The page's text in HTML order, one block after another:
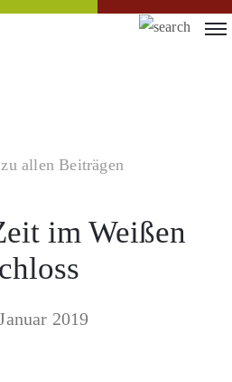
allen Beiträgen
im Weißen
2019